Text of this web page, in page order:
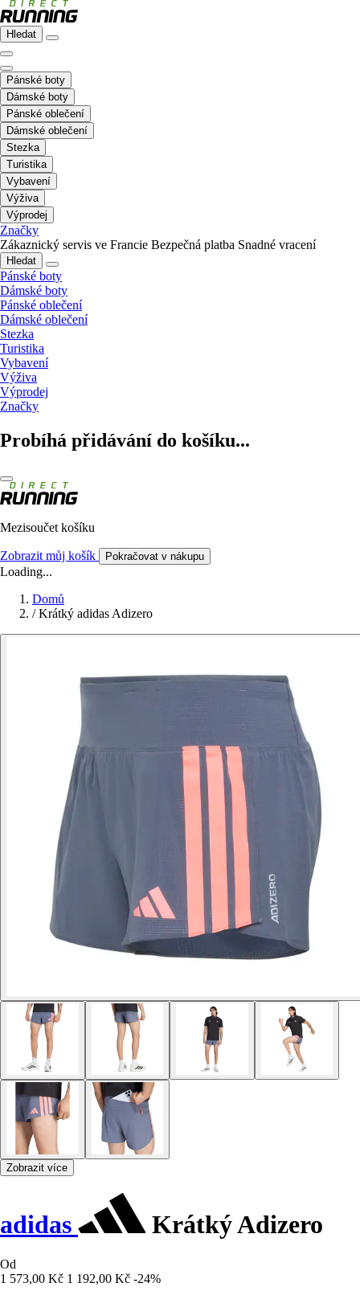
Hledat
Pánské boty
Dámské boty
Pánské oblečení
Dámské oblečení
Stezka
Turistika
Vybavení
Výživa
Výprodej
Značky
Zákaznický servis ve Francie Bezpečná platba Snadné vracení
Hledat
Pánské boty
Dámské boty
Pánské oblečení
Dámské oblečení
Stezka
Turistika
Vybavení
Výživa
Výprodej
Značky
Probíhá přidávání do košíku...
Mezisoučet košíku
Zobrazit můj košík Pokračovat v nákupu
Loading...
Domů
/ Krátký adidas Adizero
Zobrazit více
adidas Krátký Adizero
Od
1 573,00 Kč 1 192,00 Kč -24%